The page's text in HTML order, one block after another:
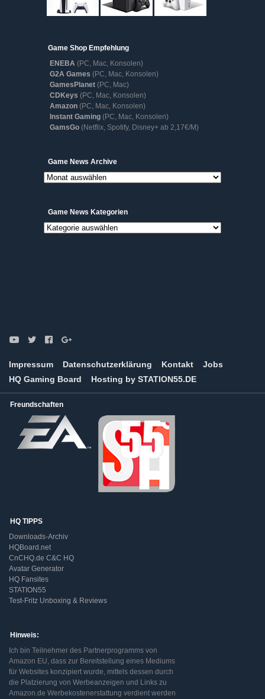
Game Shop Empfehlung
ENEBA (PC, Mac, Konsolen)
G2A Games (PC, Mac, Konsolen)
GamesPlanet (PC, Mac)
CDKeys (PC, Mac, Konsolen)
Amazon (PC, Mac, Konsolen)
Instant Gaming (PC, Mac, Konsolen)
GamsGo (Netflix, Spotify, Disney+ ab 2,17€/M)
Game News ArchiveGame
News
Archive
Game News Kategorien
Game
Impressum Datenschutzerklärung Kontakt
Jobs
HQ Gaming Board
Hosting by STATION55.DE
Freundschaften
HQ TIPPS
Downloads-Archiv
HQBoard.net
CnCHQ.de C&C HQ
Avatar Generator
HQ Fansites
STATION55
Test-Fritz Unboxing & Reviews
Hinweis:
Ich bin Teilnehmer des Partnerprogramms von
Amazon EU, dass zur Bereitstellung eines Mediums
für Websites konzipiert wurde, mittels dessen durch
die Platzierung von Werbeanzeigen und Links zu
Amazon.de Werbekostenerstattung verdient werden